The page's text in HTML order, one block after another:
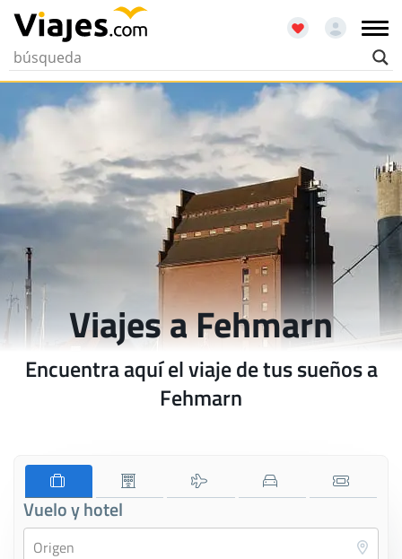
Viajes a Fehmarn
Encuentra aquí el viaje de tus sueños a
Fehmarn
Vuelo y hotel